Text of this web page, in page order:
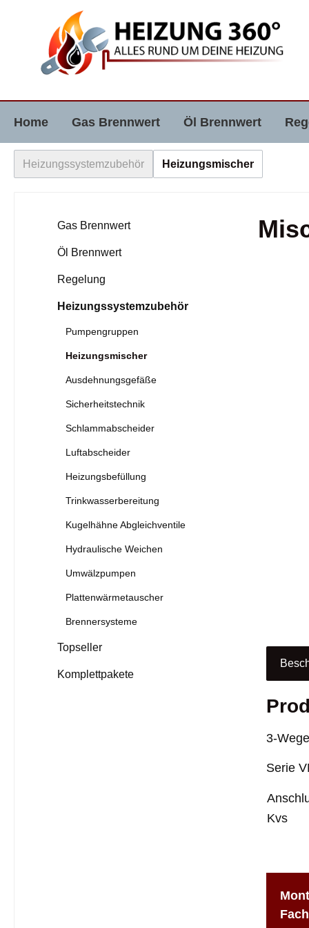
Zur Hauptnavigation springen
Home Gas Brennwert Öl Brennwert
Heizungssystemzubehör Heizungsmischer
Gas Brennwert
Öl Brennwert
Regelung
Heizungssystemzubehör
Pumpengruppen
Heizungsmischer
Ausdehnungsgefäße
Sicherheitstechnik
Schlammabscheider
Luftabscheider
Heizungsbefüllung
Trinkwasserbereitung
Kugelhähne Abgleichventile
Hydraulische Weichen
Umwälzpumpen
Plattenwärmetauscher
Brennersysteme
Topseller
Komplettpakete
3-
Serie
Kvs